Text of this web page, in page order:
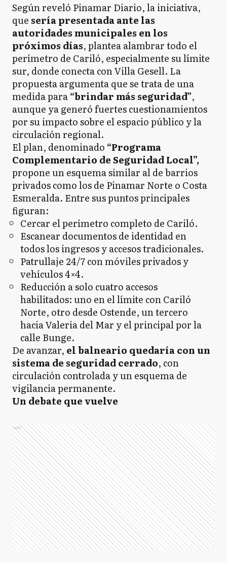
Según reveló Pinamar Diario, la iniciativa,
que sería presentada ante las
autoridades municipales en los
próximos días, plantea alambrar todo el
perímetro de Cariló, especialmente su límite
sur, donde conecta con Villa Gesell. La
propuesta argumenta que se trata de una
medida para“brindar más seguridad”,
aunque ya generó fuertes cuestionamientos
por su impacto sobre el espacio público y la
circulación regional.
El plan, denominado “Programa
Complementario de Seguridad Local”,
propone un esquema similar al de barrios
privados como los de Pinamar Norte o Costa
Esmeralda. Entre sus puntos principales
figuran:
Cercar el perímetro completo de Cariló.
Escanear documentos de identidad en
todos los ingresos y accesos tradicionales.
Patrullaje 24/7 con móviles privados y
vehículos 4×4.
Reducción a solo cuatro accesos
habilitados: uno en el límite con Cariló
Norte, otro desde Ostende, un tercero
hacia Valeria del Mar y el principal por la
calle Bunge.
De avanzar, el balneario quedaría con un
sistema de seguridad cerrado, con
circulación controlada y un esquema de
vigilancia permanente.
Un debate que vuelve
Ads